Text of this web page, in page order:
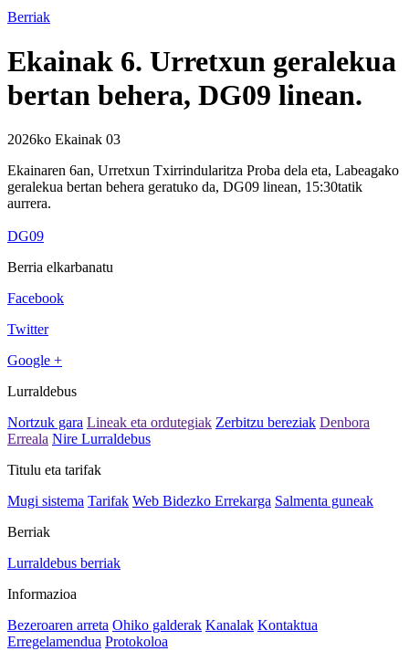
Berriak
Ekainak 6. Urretxun geralekua
bertan behera, DG09 linean.
2026ko Ekainak 03
Ekainaren 6an, Urretxun Txirrindularitza Proba dela eta, Labeagako
geralekua bertan behera geratuko da, DG09 linean, 15:30tatik
aurrera.
DG09
Berria elkarbanatu
Facebook
Twitter
Google +
Lurraldebus
Nortzuk gara Lineak eta ordutegiak Zerbitzu bereziak Denbora
Erreala Nire Lurraldebus
Titulu eta tarifak
Mugi sistema Tarifak Web Bidezko Errekarga Salmenta guneak
Berriak
Lurraldebus berriak
Informazioa
Bezeroaren arreta Ohiko galderak Kanalak Kontaktua
Erregelamendua Protokoloa